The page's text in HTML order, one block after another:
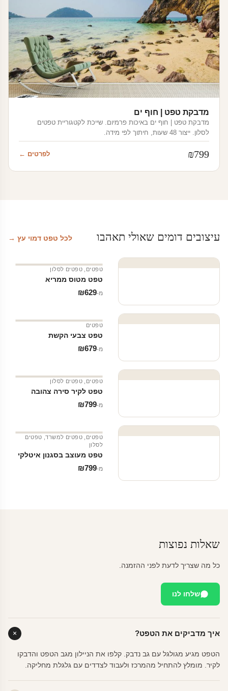
מדבקת טפט | חוף ים
מדבקת טפט | חוף ים באיכות פרמיום. שייכת לקטגוריית טפטים
לסלון. ייצור 48 שעות, חיתוך לפי מידה.
₪799 לפרטים ←
עיצובים דומים שאולי תאהבו לכל טפט דמוי עץ →
טפטים טפטים לסלון
טפט מטוס ממריא
מ‑ ₪629
טפטים
טפט צבעי הקשת
מ‑ ₪679
טפטים טפטים לסלון
טפט לקיר סירה צהובה
מ‑ ₪799
טפטים טפטים למשרד, טפטים
לסלון
טפט מעוצב בסגנון איטלקי
מ‑ ₪799
שאלות נפוצות
כל מה שצריך לדעת לפני ההזמנה.
שלחו לנו
איך מדביקים את הטפט?
הטפט מגיע מגולגל עם גב נדבק. קלפו את הניילון מגב הטפט והדבקו
לקיר. מומלץ להתחיל מהמרכז ולעבוד לצדדים עם גלגלת מחליקה.